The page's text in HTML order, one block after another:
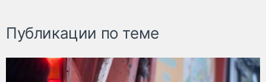
Публикации по теме